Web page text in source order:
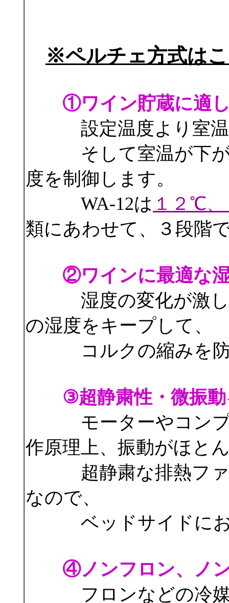
※ペルチェ方式は
①ワイン貯蔵に適
設定温度より室温
そして室温が下が
度を制御します。
WA-12は １２℃
類にあわせて、３段階
②ワインに最適な
湿度の変化が激し
の湿度をキープして、
コルクの縮みを防
③超静粛性・微振
モーターやコンプ
作原理上、振動がほと
超静粛な排熱ファ
なので、
ベッドサイドにお
④ノンフロン、ノ
フロンなどの冷媒